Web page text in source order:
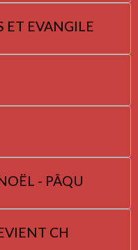
ET EVANGILE
- PÂQU
CH